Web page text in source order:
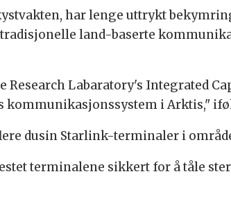
har lenge uttrykt
land-baserte
Research Labaratory's Integrated
kommunikasjonssystem i Arktis,"
dusin Starlink-terminaler i
terminalene sikkert for å tåle